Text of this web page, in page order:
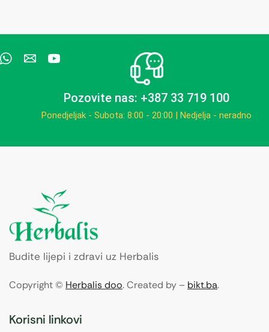
Pozovite nas: +387 33 719 100
Ponedjeljak - Subota: 8:00 - 20:00 | Nedjelja - neradno
Budite lijepi i zdravi uz Herbalis
Copyright © Herbalis doo. Created by – bikt.ba.
Korisni linkovi